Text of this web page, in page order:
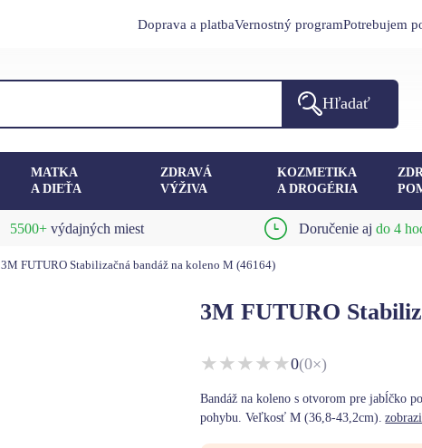
Doprava a platbaVernostný programPotrebujem
Hľadať
MATKA
A DIEŤA
ZDRAVÁ
VÝŽIVA
KOZMETIKA
A DROGÉRIA
5500+výdajných miest Doručenie ajdo 4
3M FUTURO Stabilizačná bandáž na koleno M (46164)
3M FUTURO
★★★★★0(0×)
Bandáž na koleno s otvorom pre jabĺčko
pohybu. Veľkosť M (36,8-43,2cm).